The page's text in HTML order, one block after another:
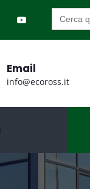
Search
for:
Email
info@ecoross.it